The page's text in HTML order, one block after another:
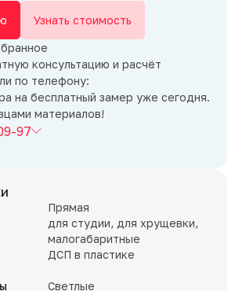
Узнать стоимость
консультацию и расчёт
по телефону:
на бесплатный замер уже сегодня.
материалов!
97
Прямая
для студии, для хрущевки,
малогабаритные
ДСП в пластике
Светлые